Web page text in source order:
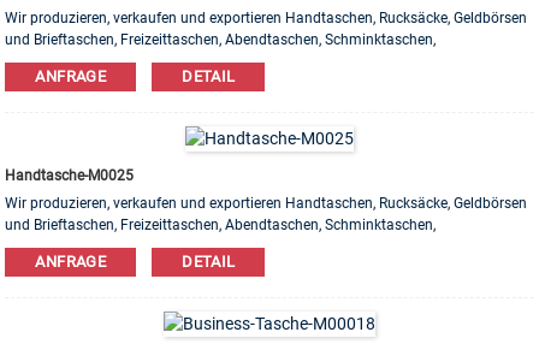
Wir produzieren, verkaufen und exportieren Handtaschen, Rucksäcke, Geldbörsen
und Brieftaschen, Freizeittaschen, Abendtaschen, Schminktaschen,
Armbandtaschen usw. Produkte. Leder, PU, ​​Canvas, Nylon, Baumwolle sind
erhältlich. OEM & ODM Bestellung ist willkommen!
ANFRAGE DETAIL
Handtasche-M0025
Wir produzieren, verkaufen und exportieren Handtaschen, Rucksäcke, Geldbörsen
und Brieftaschen, Freizeittaschen, Abendtaschen, Schminktaschen,
Armbandtaschen usw. Produkte. Leder, PU, ​​Canvas, Nylon, Baumwolle sind
erhältlich. OEM & ODM Bestellung ist willkommen!
ANFRAGE DETAIL